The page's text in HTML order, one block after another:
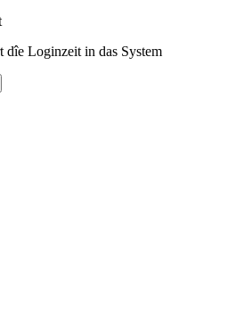
dîe Loginzeit in das System